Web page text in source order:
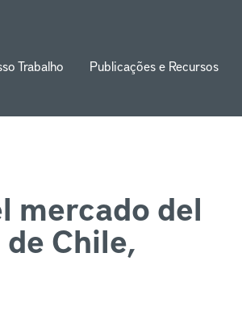
Trabalho Publicações e Recursos
mercado del
Chile,